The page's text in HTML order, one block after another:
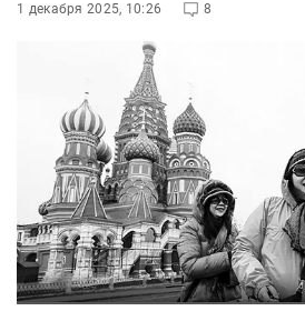
1 декабря 2025, 10:26 8